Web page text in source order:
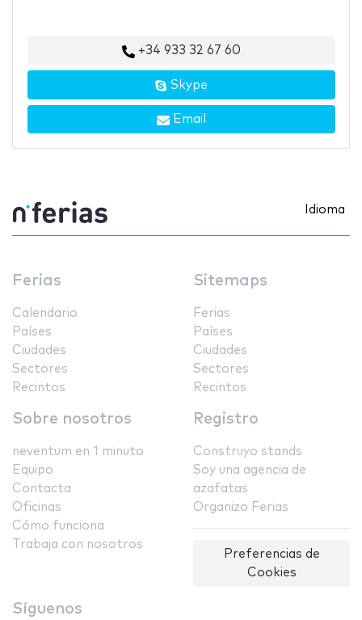
+34 933 32 67 60
Skype
Email
Idioma
Ferias
Calendario
Países
Ciudades
Sectores
Recintos
Sitemaps
Ferias
Países
Ciudades
Sectores
Recintos
Sobre nosotros
neventum en 1 minuto
Equipo
Contacta
Oficinas
Cómo funciona
Trabaja con nosotros
Registro
Construyo stands
Soy una agencia de
azafatas
Organizo Ferias
Preferencias de
Cookies
Síguenos